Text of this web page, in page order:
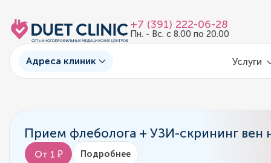
+7 (391) 222-06-28
Пн. - Вс. с 8.00 по 20.00
Адреса клиник Услуги
Прием флеболога + УЗИ-скрининг вен
От 1 ₽ Подробнее